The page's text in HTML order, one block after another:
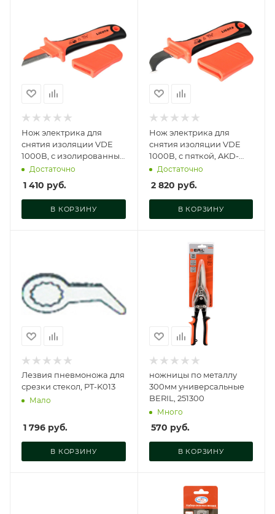
Нож электрика для
снятия изоляции VDE
1000В, с изолированным
лезвием, AKD-V005
Достаточно
1 410 руб.
В КОРЗИНУ
Нож электрика для
снятия изоляции VDE
1000В, с пяткой, AKD-
V007
Достаточно
2 820 руб.
В КОРЗИНУ
Лезвия пневмоножа для
срезки стекол, PT-K013
Мало
1 796 руб.
В КОРЗИНУ
ножницы по металлу
300мм универсальные
BERIL, 251300
Много
570 руб.
В КОРЗИНУ